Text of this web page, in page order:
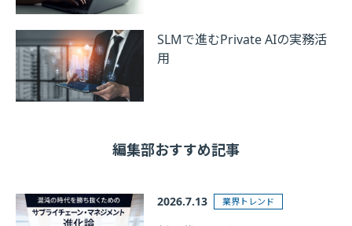
SLMで進むPrivate AIの実務活
用
編集部おすすめ記事
2026.7.13 業界トレンド